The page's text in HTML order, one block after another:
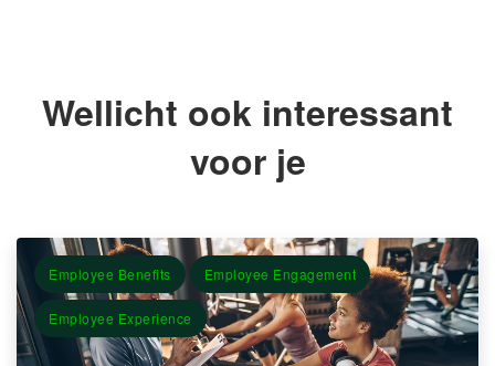
Wellicht ook interessant
voor je
Employee Benefits Employee Engagement
Employee Experience